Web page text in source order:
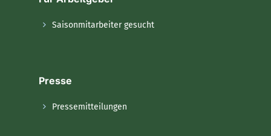
Saisonmitarbeiter gesucht
Presse
Pressemitteilungen